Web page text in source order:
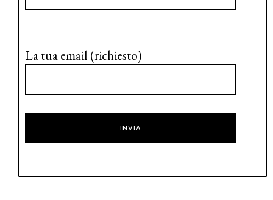
La tua email (richiesto)
INVIA